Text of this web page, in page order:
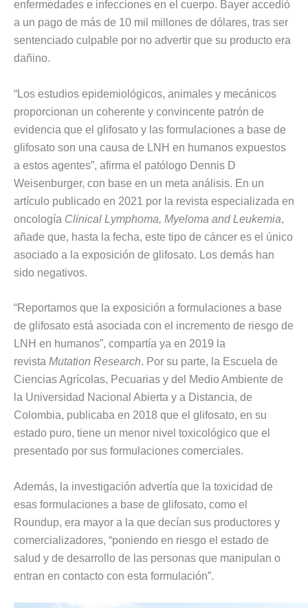
enfermedades e infecciones en el cuerpo. Bayer accedió
a un pago de más de 10 mil millones de dólares, tras ser
sentenciado culpable por no advertir que su producto era
dañino.
“Los estudios epidemiológicos, animales y mecánicos
proporcionan un coherente y convincente patrón de
evidencia que el glifosato y las formulaciones a base de
glifosato son una causa de LNH en humanos expuestos
a estos agentes”, afirma el patólogo Dennis D
Weisenburger, con base en un meta análisis. En un
artículo publicado en 2021 por la revista especializada en
oncología Clinical Lymphoma, Myeloma and Leukemia,
añade que, hasta la fecha, este tipo de cáncer es el único
asociado a la exposición de glifosato. Los demás han
sido negativos.
“Reportamos que la exposición a formulaciones a base
de glifosato está asociada con el incremento de riesgo de
LNH en humanos”, compartía ya en 2019 la
revista Mutation Research. Por su parte, la Escuela de
Ciencias Agrícolas, Pecuarias y del Medio Ambiente de
la Universidad Nacional Abierta y a Distancia, de
Colombia, publicaba en 2018 que el glifosato, en su
estado puro, tiene un menor nivel toxicológico que el
presentado por sus formulaciones comerciales.
Además, la investigación advertía que la toxicidad de
esas formulaciones a base de glifosato, como el
Roundup, era mayor a la que decían sus productores y
comercializadores, “poniendo en riesgo el estado de
salud y de desarrollo de las personas que manipulan o
entran en contacto con esta formulación”.